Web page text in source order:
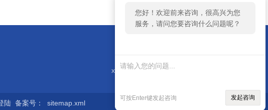
您好！欢迎前来咨询，很高兴为您
服务，请问您要咨询什么问题呢？
可按Enter键发起咨询 发起咨询
xieliqiang88@163.com
陆 备案号： sitemap.xml